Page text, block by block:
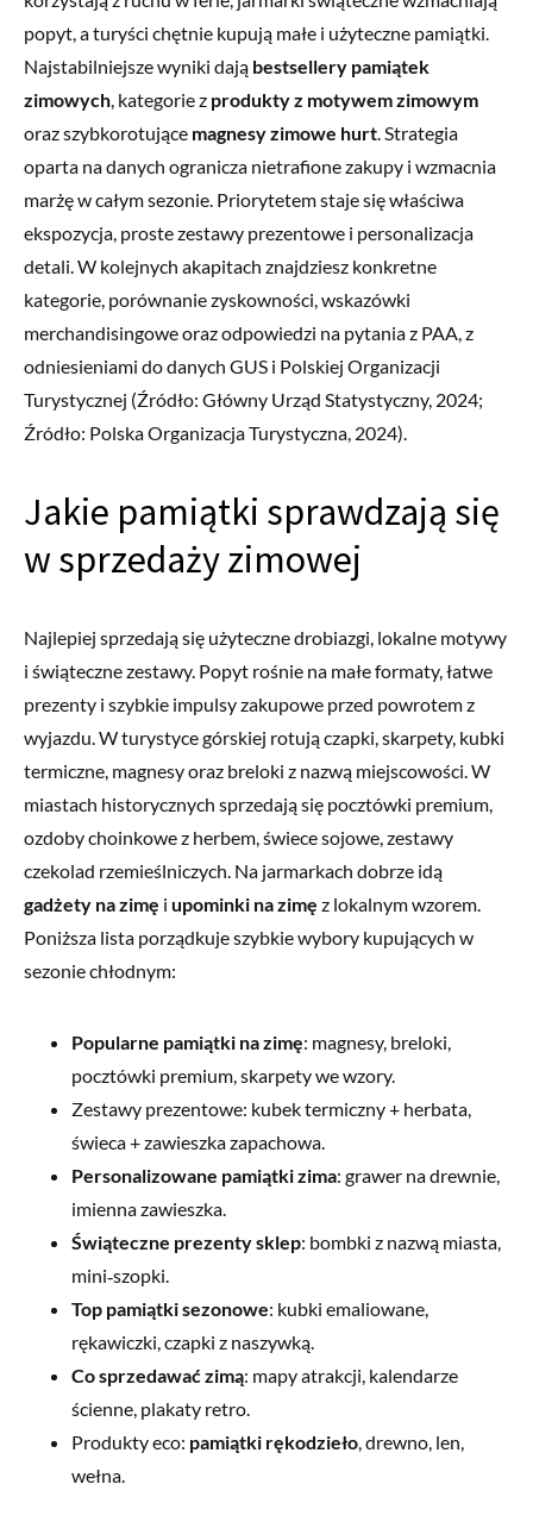
popyt, a turyści chętnie kupują małe i użyteczne pamiątki.
Najstabilniejsze wyniki dają bestsellery pamiątek
zimowych, kategorie z produkty z motywem zimowym
oraz szybkorotujące magnesy zimowe hurt. Strategia
oparta na danych ogranicza nietrafione zakupy i wzmacnia
marżę w całym sezonie. Priorytetem staje się właściwa
ekspozycja, proste zestawy prezentowe i personalizacja
detali. W kolejnych akapitach znajdziesz konkretne
kategorie, porównanie zyskowności, wskazówki
merchandisingowe oraz odpowiedzi na pytania z PAA, z
odniesieniami do danych GUS i Polskiej Organizacji
Turystycznej (Źródło: Główny Urząd Statystyczny, 2024;
Źródło: Polska Organizacja Turystyczna, 2024).
Jakie pamiątki sprawdzają się
w sprzedaży zimowej
Najlepiej sprzedają się użyteczne drobiazgi, lokalne motywy
i świąteczne zestawy. Popyt rośnie na małe formaty, łatwe
prezenty i szybkie impulsy zakupowe przed powrotem z
wyjazdu. W turystyce górskiej rotują czapki, skarpety, kubki
termiczne, magnesy oraz breloki z nazwą miejscowości. W
miastach historycznych sprzedają się pocztówki premium,
ozdoby choinkowe z herbem, świece sojowe, zestawy
czekolad rzemieślniczych. Na jarmarkach dobrze idą
gadżety na zimę i upominki na zimę z lokalnym wzorem.
Poniższa lista porządkuje szybkie wybory kupujących w
sezonie chłodnym:
Popularne pamiątki na zimę: magnesy, breloki,
pocztówki premium, skarpety we wzory.
Zestawy prezentowe: kubek termiczny + herbata,
świeca + zawieszka zapachowa.
Personalizowane pamiątki zima: grawer na drewnie,
imienna zawieszka.
Świąteczne prezenty sklep: bombki z nazwą miasta,
mini‑szopki.
Top pamiątki sezonowe: kubki emaliowane,
rękawiczki, czapki z naszywką.
Co sprzedawać zimą: mapy atrakcji, kalendarze
ścienne, plakaty retro.
Produkty eco: pamiątki rękodzieło, drewno, len,
wełna.